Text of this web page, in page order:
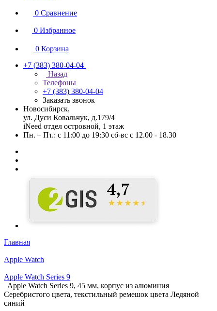
0 Сравнение
0 Избранное
0 Корзина
+7 (383) 380-04-04
Назад
Телефоны
+7 (383) 380-04-04
Заказать звонок
Новосибирск,
ул. Дуси Ковальчук, д.179/4
iNeed отдел островной, 1 этаж
Пн. – Пт.: с 11:00 до 19:30 сб-вс с 12.00 - 18.30
Главная
Apple Watch
Apple Watch Series 9
Apple Watch Series 9, 45 мм, корпус из алюминия
Серебристого цвета, текстильный ремешок цвета Ледяной
синий